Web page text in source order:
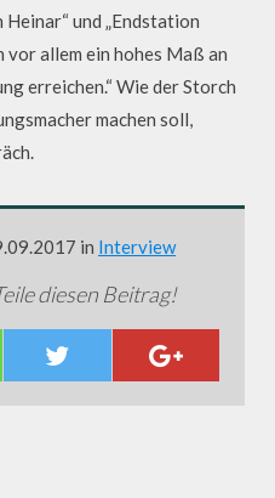
und „Endstation
vor allem ein hohes Maß an
erreichen.“ Wie der Storch
machen soll,
in Interview
diesen Beitrag!